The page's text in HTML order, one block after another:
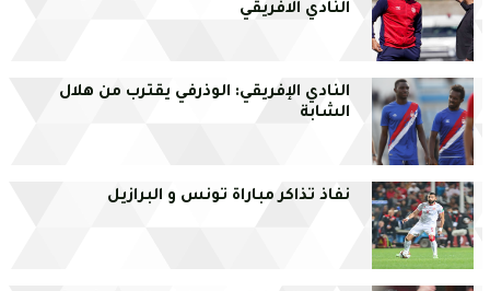
النادي الافريقي
النادي الإفريقي: الوذرفي يقترب من هلال
الشابة
نفاذ تذاكر مباراة تونس و البرازيل